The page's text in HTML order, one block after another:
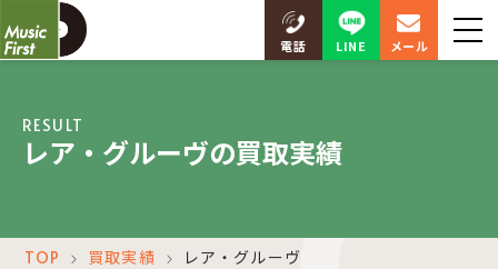
電話 LINE メール
RESULT
レア・グルーヴの買取実績
TOP ＞ 買取実績 ＞ レア・グルーヴ